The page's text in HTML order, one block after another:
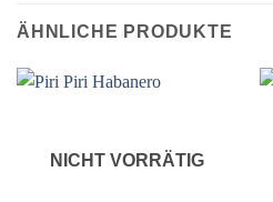
ÄHNLICHE PRODUKTE
NICHT VORRÄTIG